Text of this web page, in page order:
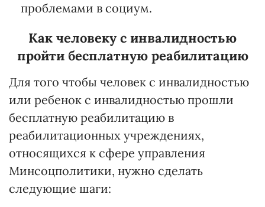
проблемами в социум.
Как человеку с инвалидностью
пройти бесплатную реабилитацию
Для того чтобы человек с инвалидностью
или ребенок с инвалидностью прошли
бесплатную реабилитацию в
реабилитационных учреждениях,
относящихся к сфере управления
Минсоцполитики, нужно сделать
следующие шаги: